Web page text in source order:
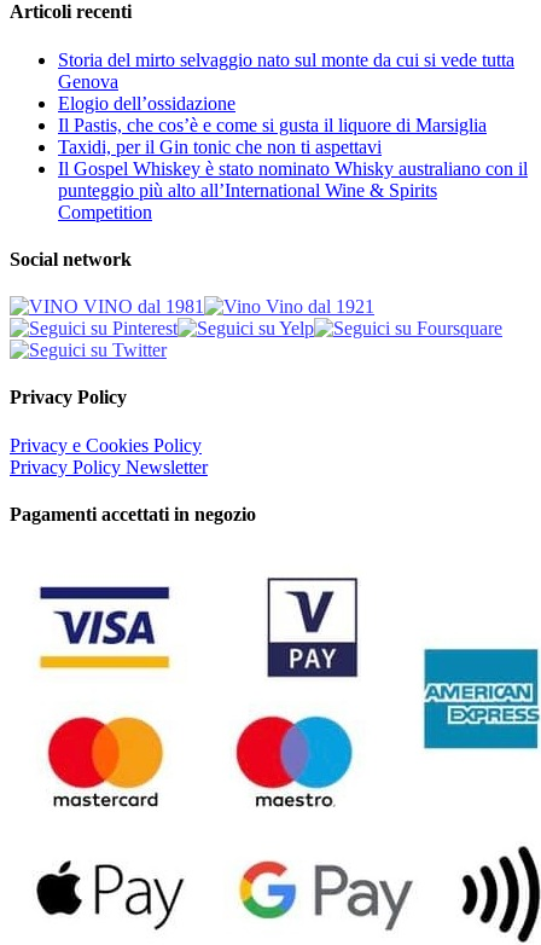
Articoli recenti
Storia del mirto selvaggio nato sul monte da cui si vede tutta
Genova
Elogio dell’ossidazione
Il Pastis, che cos’è e come si gusta il liquore di Marsiglia
Taxidi, per il Gin tonic che non ti aspettavi
Il Gospel Whiskey è stato nominato Whisky australiano con il
punteggio più alto all’International Wine & Spirits
Competition
Social network
Privacy Policy
Privacy e Cookies Policy
Privacy Policy Newsletter
Pagamenti accettati in negozio